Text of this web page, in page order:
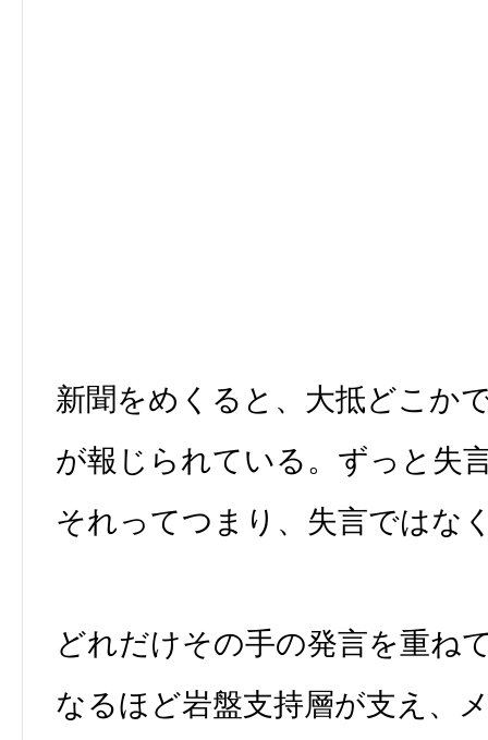
新聞をめくると、大抵どこか
が報じられている。ずっと失
それってつまり、失言ではな
どれだけその手の発言を重ね
なるほど岩盤支持層が支え、